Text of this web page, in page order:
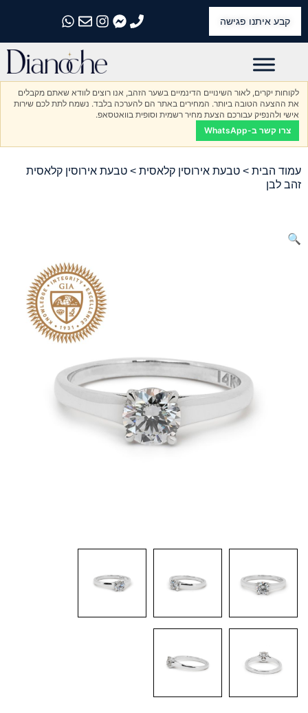
קבע איתנו פגישה
התקשרו אלינו
התקשרו אלינו
התקשרו אלינו
התקשרו אלינו
התקשרו אלינו
לקוחות יקרים, לאור השינויים הדינמיים בשער הזהב, אנו רוצים לוודא שאתם מקבלים
את ההצעה הטובה ביותר. המחירים באתר הם להערכה בלבד. נשמח לתת לכם שירות
אישי ולהנפיק עבורכם הצעת מחיר רשמית וסופית בוואטסאפ.
צרו קשר ב-WhatsApp
עמוד הבית > טבעת אירוסין קלאסית > טבעת אירוסין קלאסית
זהב לבן
🔍